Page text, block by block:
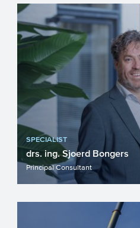
De EIA levert fiscaal
investeringen van
energiebesparende
SPECIALIST
drs. ing. Sjoerd Bongers
Principal Consultant